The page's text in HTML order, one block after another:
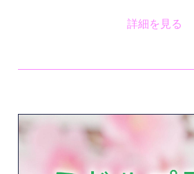
詳細を見る